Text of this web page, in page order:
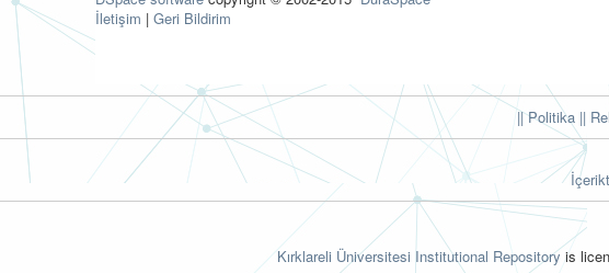
İletişim | Geri Bildirim
|| Politika ||
Kırklareli Üniversitesi Institutional Repository is